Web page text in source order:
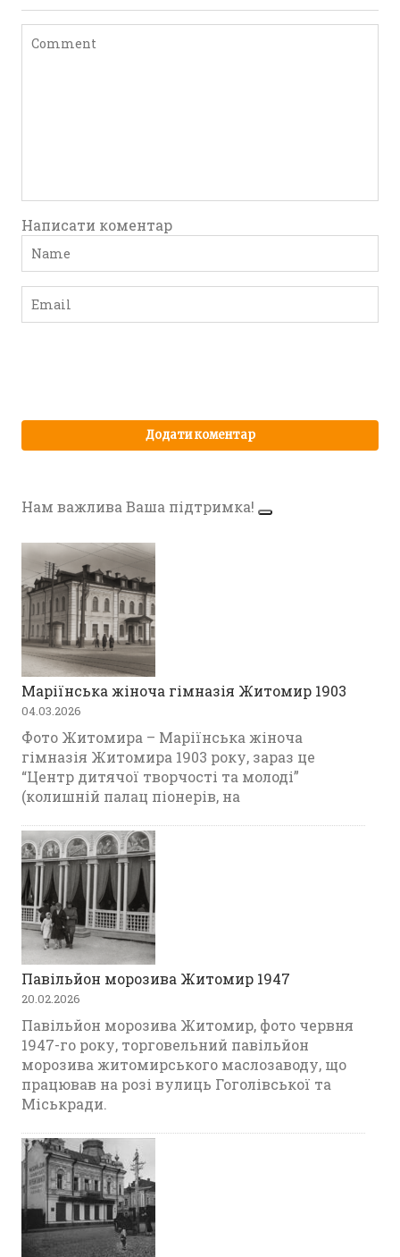
Написати коментар
Нам важлива Ваша підтримка!
Маріїнська жіноча гімназія Житомир 1903
04.03.2026
Фото Житомира – Маріїнська жіноча
гімназія Житомира 1903 року, зараз це
“Центр дитячої творчості та молоді”
(колишній палац піонерів, на
Павільйон морозива Житомир 1947
20.02.2026
Павільйон морозива Житомир, фото червня
1947-го року, торговельний павільйон
морозива житомирського маслозаводу, що
працював на розі вулиць Гоголівської та
Міськради.